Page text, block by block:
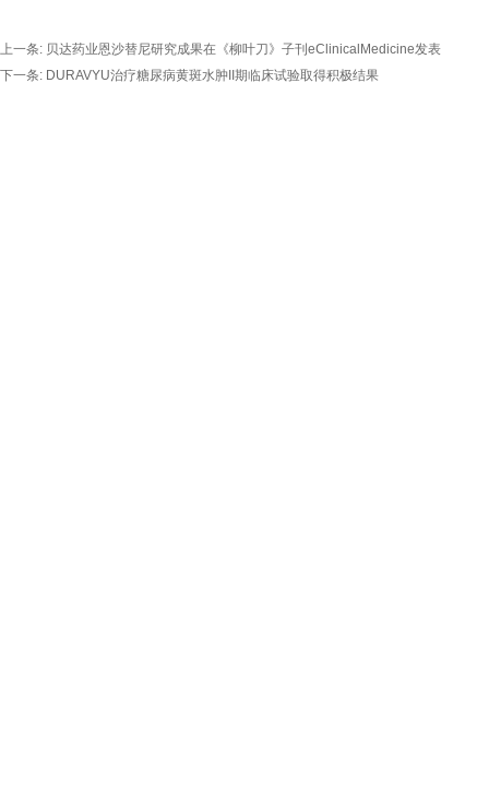
上一条: 贝达药业恩沙替尼研究成果在《柳叶刀》子刊eClinicalMedicine发表
下一条: DURAVYU治疗糖尿病黄斑水肿II期临床试验取得积极结果